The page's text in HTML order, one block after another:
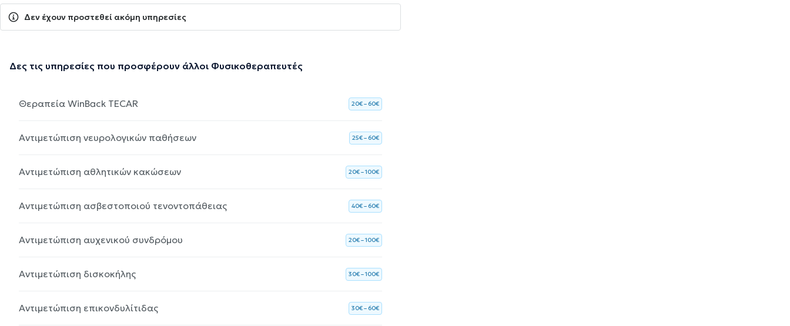
Δεν έχουν προστεθεί ακόμη υπηρεσίες
Δες τις υπηρεσίες που προσφέρουν άλλοι Φυσικοθεραπευτές
Θεραπεία WinBack TECAR 20€ – 60€
Αντιμετώπιση νευρολογικών παθήσεων 25€ – 60€
Αντιμετώπιση αθλητικών κακώσεων 20€ – 100€
Αντιμετώπιση ασβεστοποιού τενοντοπάθειας 40€ – 60€
Αντιμετώπιση αυχενικού συνδρόμου 20€ – 100€
Αντιμετώπιση δισκοκήλης 30€ – 100€
Αντιμετώπιση επικονδυλίτιδας 30€ – 60€